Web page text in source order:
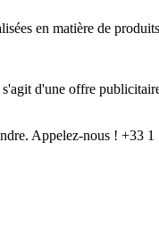
en matière de
d'une offre
Appelez-nous ! +33